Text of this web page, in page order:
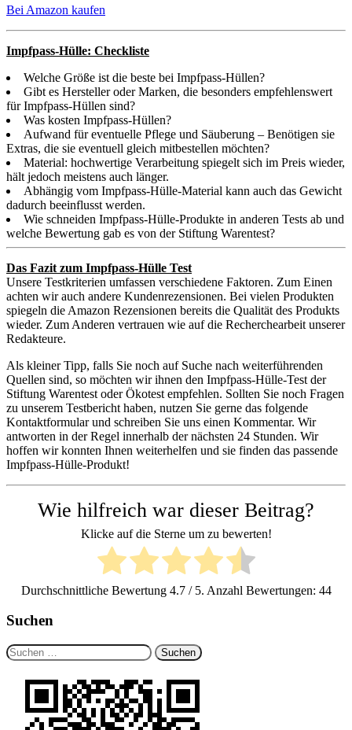
Bei Amazon kaufen
Impfpass-Hülle: Checkliste
Welche Größe ist die beste bei Impfpass-Hüllen?
Gibt es Hersteller oder Marken, die besonders empfehlenswert
für Impfpass-Hüllen sind?
Was kosten Impfpass-Hüllen?
Aufwand für eventuelle Pflege und Säuberung – Benötigen sie
Extras, die sie eventuell gleich mitbestellen möchten?
Material: hochwertige Verarbeitung spiegelt sich im Preis wieder,
hält jedoch meistens auch länger.
Abhängig vom Impfpass-Hülle-Material kann auch das Gewicht
dadurch beeinflusst werden.
Wie schneiden Impfpass-Hülle-Produkte in anderen Tests ab und
welche Bewertung gab es von der Stiftung Warentest?
Das Fazit zum Impfpass-Hülle Test
Unsere Testkriterien umfassen verschiedene Faktoren. Zum Einen
achten wir auch andere Kundenrezensionen. Bei vielen Produkten
spiegeln die Amazon Rezensionen bereits die Qualität des Produkts
wieder. Zum Anderen vertrauen wie auf die Recherchearbeit unserer
Redakteure.
Als kleiner Tipp, falls Sie noch auf Suche nach weiterführenden
Quellen sind, so möchten wir ihnen den Impfpass-Hülle-Test der
Stiftung Warentest oder Ökotest empfehlen. Sollten Sie noch Fragen
zu unserem Testbericht haben, nutzen Sie gerne das folgende
Kontaktformular und schreiben Sie uns einen Kommentar. Wir
antworten in der Regel innerhalb der nächsten 24 Stunden. Wir
hoffen wir konnten Ihnen weiterhelfen und sie finden das passende
Impfpass-Hülle-Produkt!
Wie hilfreich war dieser Beitrag?
Klicke auf die Sterne um zu bewerten!
Durchschnittliche Bewertung 4.7/ 5. Anzahl Bewertungen: 44
Suchen
Suchen
nach: